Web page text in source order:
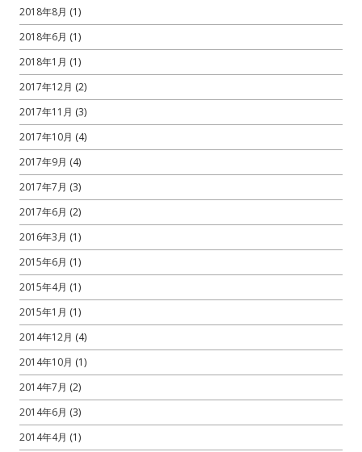
2018年8月 (1)
2018年6月 (1)
2018年1月 (1)
2017年12月 (2)
2017年11月 (3)
2017年10月 (4)
2017年9月 (4)
2017年7月 (3)
2017年6月 (2)
2016年3月 (1)
2015年6月 (1)
2015年4月 (1)
2015年1月 (1)
2014年12月 (4)
2014年10月 (1)
2014年7月 (2)
2014年6月 (3)
2014年4月 (1)